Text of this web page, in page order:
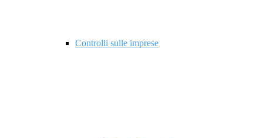
Controlli sulle imprese